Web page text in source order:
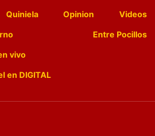
Quiniela Opinion
Videos
Entre Pocillos
vivo
en DIGITAL